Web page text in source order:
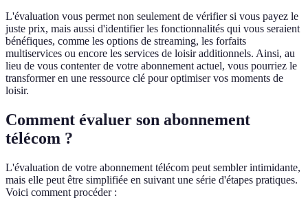
L'évaluation vous permet non seulement de vérifier si vous payez le
juste prix, mais aussi d'identifier les fonctionnalités qui vous seraient
bénéfiques, comme les options de streaming, les forfaits
multiservices ou encore les services de loisir additionnels. Ainsi, au
lieu de vous contenter de votre abonnement actuel, vous pourriez le
transformer en une ressource clé pour optimiser vos moments de
loisir.
Comment évaluer son abonnement
télécom ?
L'évaluation de votre abonnement télécom peut sembler intimidante,
mais elle peut être simplifiée en suivant une série d'étapes pratiques.
Voici comment procéder :